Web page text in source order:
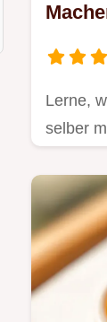
Lerne,
selber